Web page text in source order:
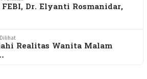
Dr. Elyanti Rosmanidar,
Dilihat
Realitas Wanita Malam